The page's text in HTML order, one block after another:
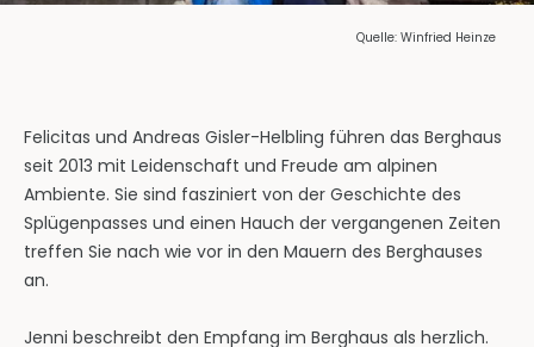
Quelle: Winfried Heinze
Felicitas und Andreas Gisler-Helbling führen das Berghaus
seit 2013 mit Leidenschaft und Freude am alpinen
Ambiente. Sie sind fasziniert von der Geschichte des
Splügenpasses und einen Hauch der vergangenen Zeiten
treffen Sie nach wie vor in den Mauern des Berghauses
an.
Jenni beschreibt den Empfang im Berghaus als herzlich.